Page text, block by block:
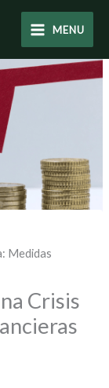
MENU
Medidas
Crisis